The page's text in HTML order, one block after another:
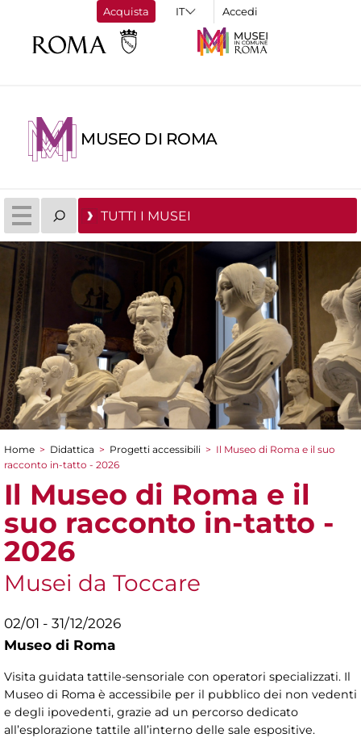
Acquista Accedi
MUSEO DI ROMA
TUTTI I MUSEI
Tu sei qui
Home > Didattica > Progetti accessibili > Il Museo di Roma e il suo
racconto in-tatto - 2026
Il Museo di Roma e il
suo racconto in-tatto -
2026
Musei da Toccare
02/01 - 31/12/2026
Museo di Roma
Visita guidata tattile-sensoriale con operatori specializzati. Il
Museo di Roma è accessibile per il pubblico dei non vedenti
e degli ipovedenti, grazie ad un percorso dedicato
all’esplorazione tattile all’interno delle sale espositive.